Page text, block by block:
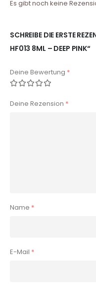
Es gibt noch keine
SCHREIBE DIE ERSTE
HF013 8ML – DEEP PINK“
Deine Bewertung *
Deine Rezension *
Name *
E-Mail *